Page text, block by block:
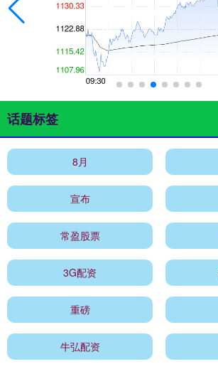
话题标签
8月
宣布
常盈股票
3G配资
重磅
牛弘配资